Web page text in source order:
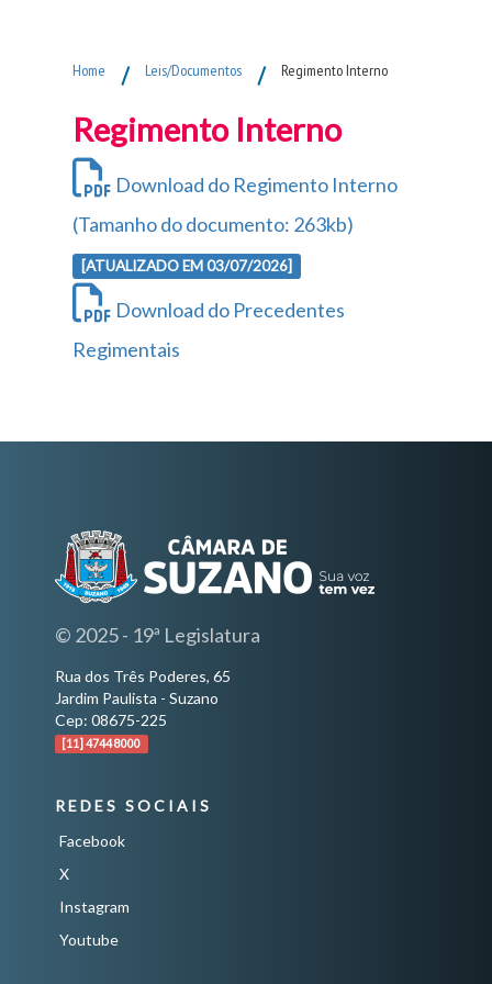
Home / Leis/Documentos / Regimento Interno
Regimento Interno
Download do Regimento Interno
(Tamanho do documento: 263kb)
[ATUALIZADO EM 03/07/2026]
Download do Precedentes
Regimentais
© 2025 - 19ª Legislatura
Rua dos Três Poderes, 65
Jardim Paulista - Suzano
Cep: 08675-225
[11] 4744 8000
REDES SOCIAIS
Facebook
X
Instagram
Youtube